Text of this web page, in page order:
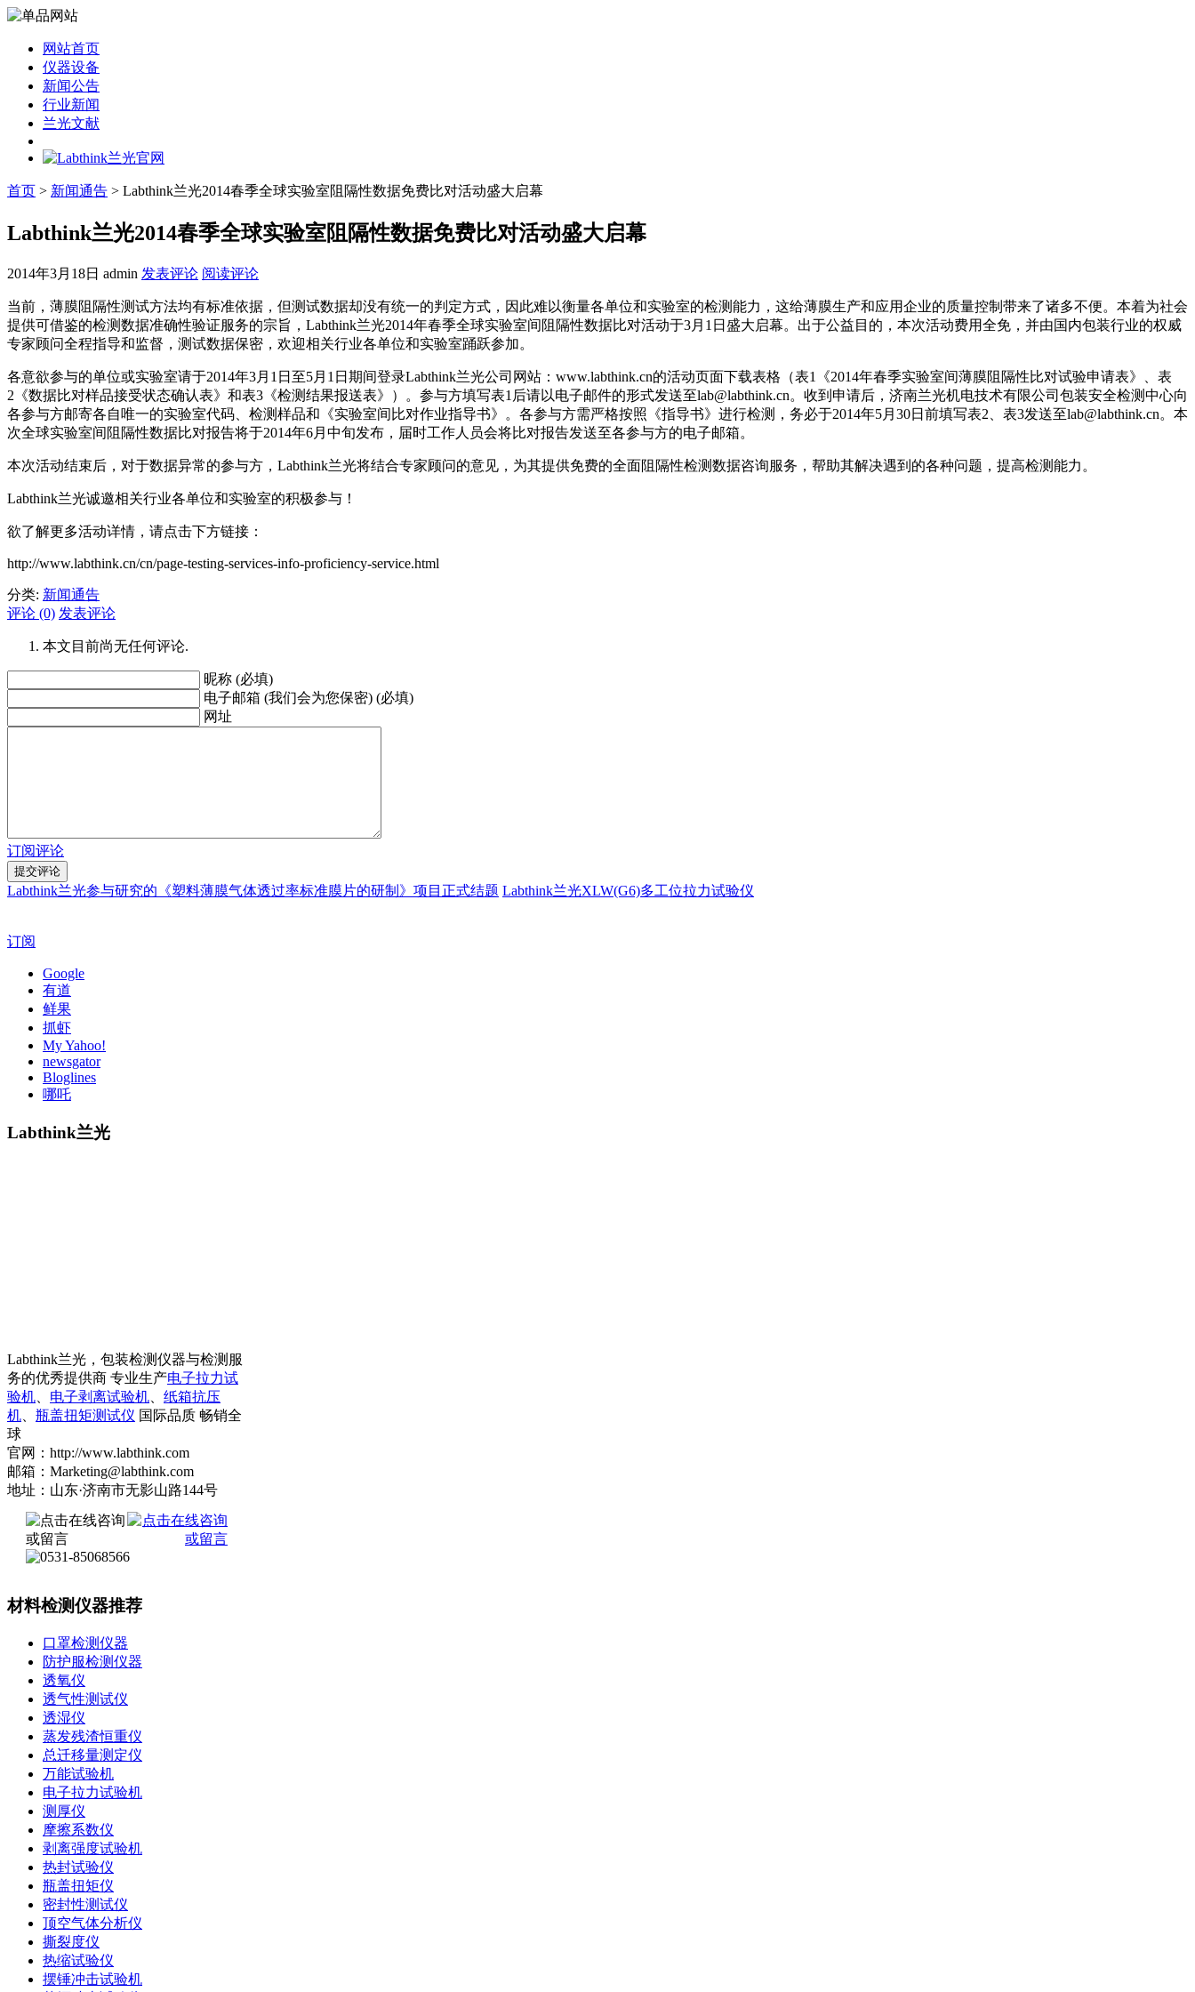
网站首页
仪器设备
新闻公告
行业新闻
兰光文献
首页 > 新闻通告 > Labthink兰光2014春季全球实验室阻隔性数据免费比对活动盛大启幕
Labthink兰光2014春季全球实验室阻隔性数据免费比对活动盛大启幕
2014年3月18日 admin 发表评论 阅读评论
当前，薄膜阻隔性测试方法均有标准依据，但测试数据却没有统一的判定方式，因此难以衡量各单位和实验室的检测能力，这给薄膜生产和应用企业的质量控制带来了诸多不便。本着为社会
提供可借鉴的检测数据准确性验证服务的宗旨，Labthink兰光2014年春季全球实验室间阻隔性数据比对活动于3月1日盛大启幕。出于公益目的，本次活动费用全免，并由国内包装行业的权威
专家顾问全程指导和监督，测试数据保密，欢迎相关行业各单位和实验室踊跃参加。
各意欲参与的单位或实验室请于2014年3月1日至5月1日期间登录Labthink兰光公司网站：www.labthink.cn的活动页面下载表格（表1《2014年春季实验室间薄膜阻隔性比对试验申请表》、表
2《数据比对样品接受状态确认表》和表3《检测结果报送表》）。参与方填写表1后请以电子邮件的形式发送至lab@labthink.cn。收到申请后，济南兰光机电技术有限公司包装安全检测中心向
各参与方邮寄各自唯一的实验室代码、检测样品和《实验室间比对作业指导书》。各参与方需严格按照《指导书》进行检测，务必于2014年5月30日前填写表2、表3发送至lab@labthink.cn。本
次全球实验室间阻隔性数据比对报告将于2014年6月中旬发布，届时工作人员会将比对报告发送至各参与方的电子邮箱。
本次活动结束后，对于数据异常的参与方，Labthink兰光将结合专家顾问的意见，为其提供免费的全面阻隔性检测数据咨询服务，帮助其解决遇到的各种问题，提高检测能力。
Labthink兰光诚邀相关行业各单位和实验室的积极参与！
欲了解更多活动详情，请点击下方链接：
http://www.labthink.cn/cn/page-testing-services-info-proficiency-service.html
分类: 新闻通告
评论 (0) 发表评论
本文目前尚无任何评论.
昵称 (必填)
电子邮箱 (我们会为您保密) (必填)
网址
订阅评论
Labthink兰光参与研究的《塑料薄膜气体透过率标准膜片的研制》项目正式结题 Labthink兰光XLW(G6)多工位拉力试验仪
订阅
Google
有道
鲜果
抓虾
My Yahoo!
newsgator
Bloglines
哪吒
Labthink兰光
Labthink兰光，包装检测仪器与检测服
务的优秀提供商 专业生产电子拉力试
验机
电子剥离试验机
纸箱抗压
机
瓶盖扭矩测试仪 国际品质 畅销全
球
官网：http://www.labthink.com
邮箱：Marketing@labthink.com
地址：山东·济南市无影山路144号
材料检测仪器推荐
口罩检测仪器
防护服检测仪器
透氧仪
透气性测试仪
透湿仪
蒸发残渣恒重仪
总迁移量测定仪
万能试验机
电子拉力试验机
测厚仪
摩擦系数仪
剥离强度试验机
热封试验仪
瓶盖扭矩仪
密封性测试仪
顶空气体分析仪
撕裂度仪
热缩试验仪
摆锤冲击试验机